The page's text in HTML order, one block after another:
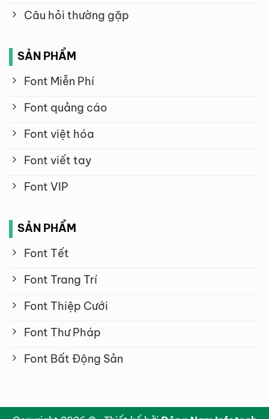
Câu hỏi thường gặp
SẢN PHẨM
Font Miễn Phí
Font quảng cáo
Font việt hóa
Font viết tay
Font VIP
SẢN PHẨM
Font Tết
Font Trang Trí
Font Thiệp Cưới
Font Thư Pháp
Font Bất Động Sản